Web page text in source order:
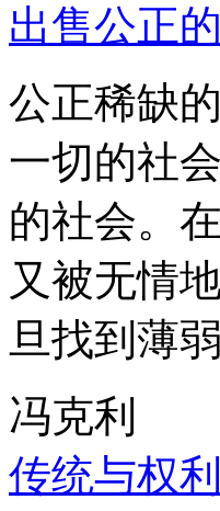
出售公正
公正稀缺
一切的社
的社会。
又被无情
旦找到薄
冯克利
传统与权利